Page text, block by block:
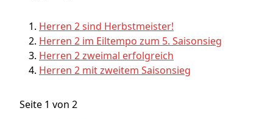
Herren 2 sind Herbstmeister!
Herren 2 im Eiltempo zum 5. Saisonsieg
Herren 2 zweimal erfolgreich
Herren 2 mit zweitem Saisonsieg
Seite 1 von 2